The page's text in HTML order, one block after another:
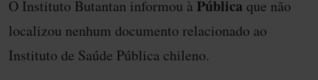
O Instituto Butantan informou à Pública que não
localizou nenhum documento relacionado ao
Instituto de Saúde Pública chileno.